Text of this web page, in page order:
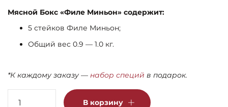
составляла
Мясной Бокс «Филе Миньон» содержит:
5 стейков Филе Миньон;
Общий вес 0.9 — 1.0 кг.
*К каждому заказу — набор специй в подарок.
В корзину